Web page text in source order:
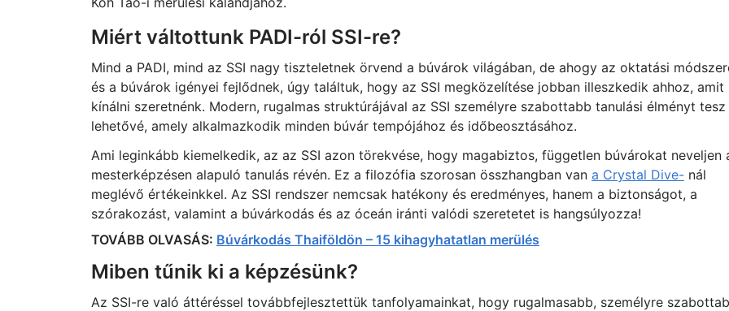
Miért váltottunk PADI-ról SSI-re?
Mind a PADI, mind az SSI nagy tiszteletnek örvend a búvárok világában, de ahogy az oktatási
és a búvárok igényei fejlődnek, úgy találtuk, hogy az SSI megközelítése jobban illeszkedik ahhoz, amit
kínálni szeretnénk. Modern, rugalmas struktúrájával az SSI személyre szabottabb tanulási élményt tesz
lehetővé, amely alkalmazkodik minden búvár tempójához és időbeosztásához.
Ami leginkább kiemelkedik, az az SSI azon törekvése, hogy magabiztos, független búvárokat neveljen
mesterképzésen alapuló tanulás révén. Ez a filozófia szorosan összhangban van a Crystal Dive-nál
meglévő értékeinkkel. Az SSI rendszer nemcsak hatékony és eredményes, hanem a biztonságot, a
szórakozást, valamint a búvárkodás és az óceán iránti valódi szeretetet is hangsúlyozza!
TOVÁBB OLVASÁS: Búvárkodás Thaiföldön – 15 kihagyhatatlan merülés
Miben tűnik ki a képzésünk?
Az SSI-re való áttéréssel továbbfejlesztettük tanfolyamainkat, hogy rugalmasabb, személyre